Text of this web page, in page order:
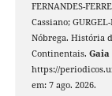
FERNANDES-
Cassiano;
Nóbrega. História
Continentais. Gaia
https://
em: 7 ago. 2026.